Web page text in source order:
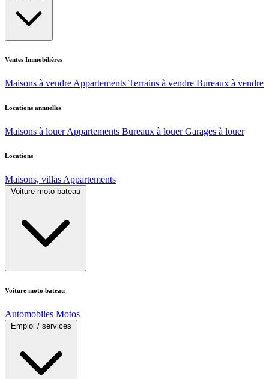
Ventes Immobilières
Maisons à vendre Appartements Terrains à vendre Bureaux à vendre
Locations annuelles
Maisons à louer Appartements Bureaux à louer Garages à louer
Locations
Maisons, villas Appartements
Voiture moto bateau
Voiture moto bateau
Automobiles Motos
Emploi / services